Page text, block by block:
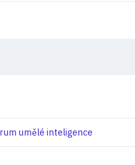
umělé inteligence